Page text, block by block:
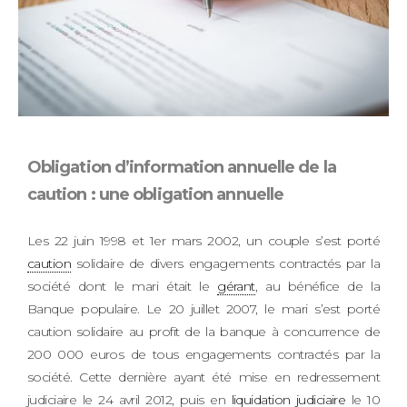
Obligation d’information annuelle de la
caution : une obligation annuelle
Les 22 juin 1998 et 1er mars 2002, un couple s’est porté
cautionsolidaire de divers engagements contractés par la
société dont le mari était le gérant, au bénéfice de la
Banque populaire. Le 20 juillet 2007, le mari s’est porté
caution solidaire au profit de la banque à concurrence de
200 000 euros de tous engagements contractés par la
société. Cette dernière ayant été mise en redressement
judiciaire le 24 avril 2012, puis en liquidation judiciaire le 10